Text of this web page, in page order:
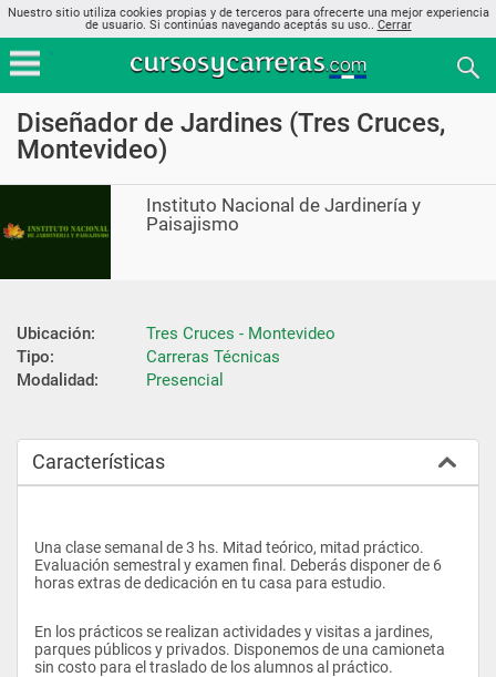
Nuestro sitio utiliza cookies propias y de terceros para ofrecerte una mejor experiencia
de usuario. Si continúas navegando aceptás su uso.. Cerrar
Diseñador de Jardines (Tres Cruces,
Montevideo)
Instituto Nacional de Jardinería y
Paisajismo
Ubicación:
Tres Cruces - Montevideo
Tipo:
Carreras Técnicas
Modalidad:
Presencial
Características
Una clase semanal de 3 hs. Mitad teórico, mitad práctico.
Evaluación semestral y examen final. Deberás disponer de 6
horas extras de dedicación en tu casa para estudio.
En los prácticos se realizan actividades y visitas a jardines,
parques públicos y privados. Disponemos de una camioneta
sin costo para el traslado de los alumnos al práctico.